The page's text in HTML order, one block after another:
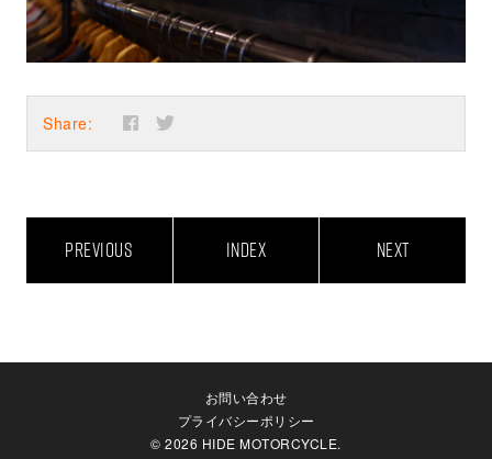
Share:
PREVIOUS INDEX NEXT
お問い合わせ
プライバシーポリシー
© 2026 HIDE MOTORCYCLE.